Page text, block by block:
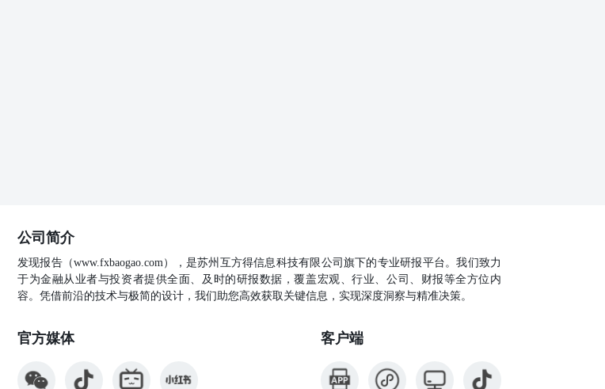
公司简介
发现报告（www.fxbaogao.com），是苏州互方得信息科技有限公司旗下的专业研报平台。我们致力
于为金融从业者与投资者提供全面、及时的研报数据，覆盖宏观、行业、公司、财报等全方位内
容。凭借前沿的技术与极简的设计，我们助您高效获取关键信息，实现深度洞察与精准决策。
官方媒体 客户端